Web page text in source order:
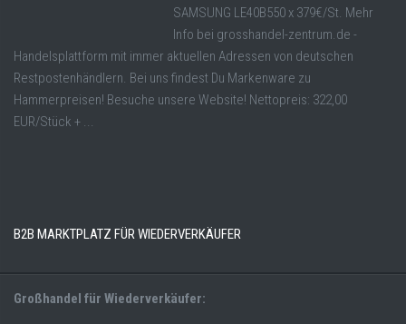
SAMSUNG LE40B550 x 379€/St. Mehr
Info bei grosshandel-zentrum.de -
Handelsplattform mit immer aktuellen Adressen von deutschen
Restpostenhändlern. Bei uns findest Du Markenware zu
Hammerpreisen! Besuche unsere Website! Nettopreis: 322,00
EUR/Stück + ...
B2B MARKTPLATZ FÜR WIEDERVERKÄUFER
Großhandel für Wiederverkäufer: